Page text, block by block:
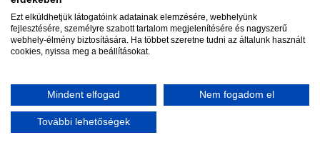
Szerkesztőség:szerk@vadhajtasok.hu
Modi:moderator@vadhajtasok.hu
AdatvédelemImpresszumSzerzői jogok
2018 Vadhajtások.hu
Ezt elküldhetjük látogatóink adatainak elemzésére, webhelyünk
fejlesztésére, személyre szabott tartalom megjelenítésére és nagyszerű
webhely-élmény biztosítására. Ha többet szeretne tudni az általunk használt
cookies, nyissa meg a beállításokat.
Mindent elfogad Nem fogadom el
További lehetőségek